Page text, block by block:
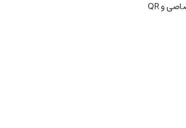
در طول روزهای گذشته، خانواده Esther و پلیس بارها از مردم درخواست کمک کرده بودند و حتی خط تماس اختصاصی و QR